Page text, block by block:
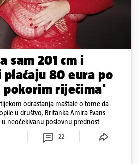
sam 201 cm i
plaćaju 80 eura po
pokorim riječima'
odrastanja maštale o tome da
u društvo, Britanka Amira Evans
u neočekivanu poslovnu prednost
22